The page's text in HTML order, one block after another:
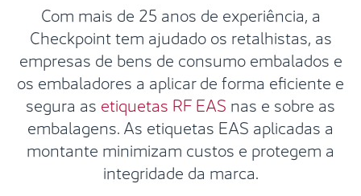
Com mais de 25 anos de experiência, a
Checkpoint tem ajudado os retalhistas, as
empresas de bens de consumo embalados e
os embaladores a aplicar de forma eficiente e
segura as etiquetas RF EAS nas e sobre as
embalagens. As etiquetas EAS aplicadas a
montante minimizam custos e protegem a
integridade da marca.